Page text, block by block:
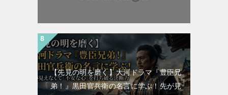
【先見の明を磨く】大河ドラマ『豊臣兄
弟！』黒田官兵衛の名言に学ぶ！先が見